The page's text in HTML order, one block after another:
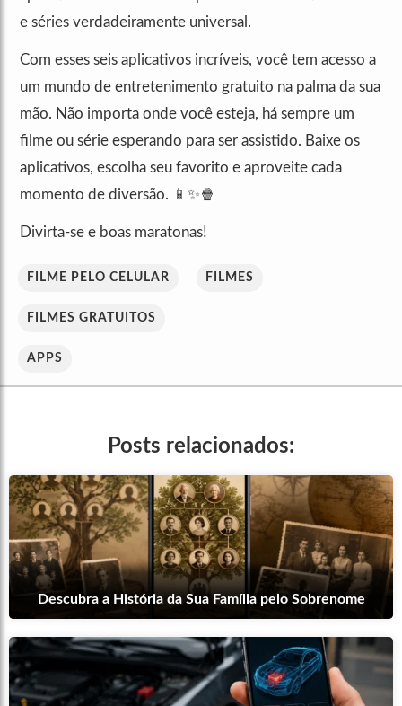
e séries verdadeiramente universal.
Com esses seis aplicativos incríveis, você tem acesso a
um mundo de entretenimento gratuito na palma da sua
mão. Não importa onde você esteja, há sempre um
filme ou série esperando para ser assistido. Baixe os
aplicativos, escolha seu favorito e aproveite cada
momento de diversão. 📱✨🍿
Divirta-se e boas maratonas!
FILME PELO CELULAR FILMES
FILMES GRATUITOS
APPS
Posts relacionados:
Descubra a História da Sua Família pelo Sobrenome